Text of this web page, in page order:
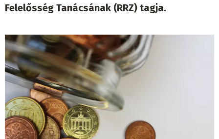
Felelősség Tanácsának (RRZ) tagja.